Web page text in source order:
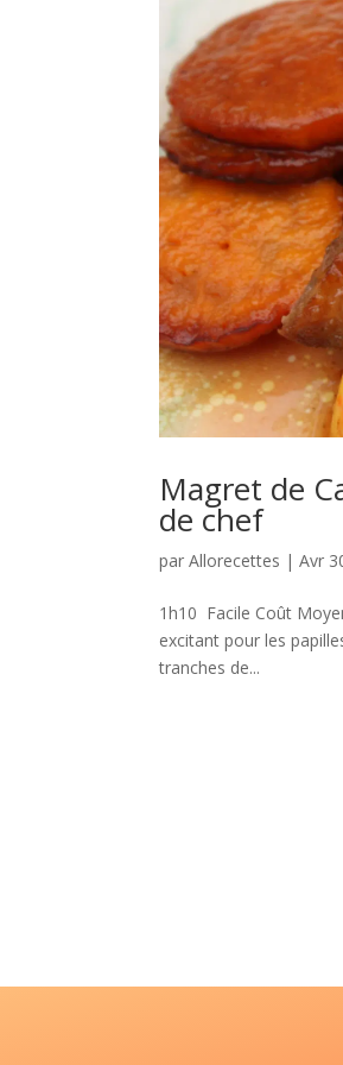
Magret de
de chef
parAllorecettes |Avr
1h10 Facile Coût
excitant pour les
tranches de...